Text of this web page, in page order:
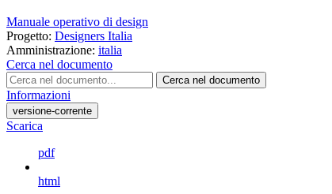
Manuale operativo di design
Progetto: Designers Italia
Amministrazione: italia
Cerca nel documento
Cerca nel documento
Informazioni
versione-corrente
Scarica
pdf
html